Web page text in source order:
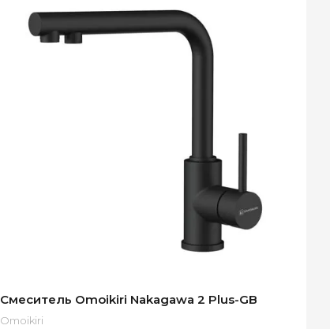
Смеситель Omoikiri Nakagawa 2 Plus-GB
Omoikiri